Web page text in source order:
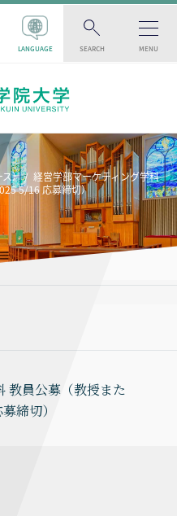
LANGUAGE SEARCH MENU
ス）
経営学部マーケティング学科
5/16 応募締切）
教員公募（教授また
募締切）